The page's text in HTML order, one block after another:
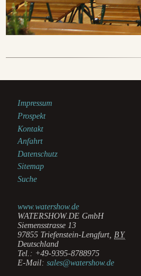
Impressum
Prospekt
Kontakt
Anfahrt
Datenschutz
Sitemap
Suche
www.watershow.de
WATERSHOW.DE GmbH
Siemensstrasse 13
97855 Triefenstein-Lengfurt BY
Deutschland
Tel.: +49-9395-8788975
E-Mail: sales@watershow.de